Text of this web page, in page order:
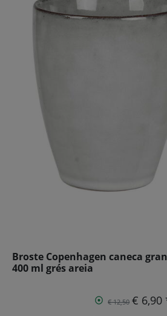
Broste Copenhagen caneca
400 ml grés areia
€ 12,50 € 6,90